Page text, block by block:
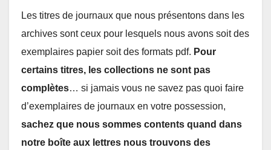
Les titres de journaux que nous présentons dans les
archives sont ceux pour lesquels nous avons soit des
exemplaires papier soit des formats pdf. Pour
certains titres, les collections ne sont pas
complètes… si jamais vous ne savez pas quoi faire
d’exemplaires de journaux en votre possession,
sachez que nous sommes contents quand dans
notre boîte aux lettres nous trouvons des